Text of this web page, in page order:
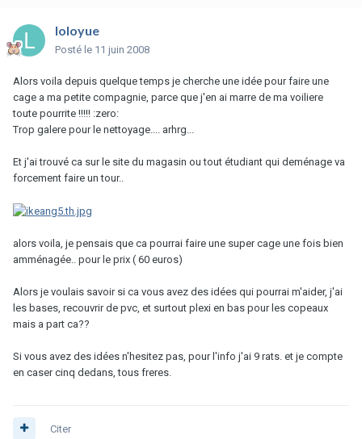
loloyue
Posté le 11 juin 2008
Alors voila depuis quelque temps je cherche une idée pour faire une
cage a ma petite compagnie, parce que j'en ai marre de ma voiliere
toute pourrite !!!!! :zero:
Trop galere pour le nettoyage.... arhrg...
Et j'ai trouvé ca sur le site du magasin ou tout étudiant qui deménage va
forcement faire un tour..
alors voila, je pensais que ca pourrai faire une super cage une fois bien
amménagée.. pour le prix ( 60 euros)
Alors je voulais savoir si ca vous avez des idées qui pourrai m'aider, j'ai
les bases, recouvrir de pvc, et surtout plexi en bas pour les copeaux
mais a part ca??
Si vous avez des idées n'hesitez pas, pour l'info j'ai 9 rats. et je compte
en caser cinq dedans, tous freres.
Citer